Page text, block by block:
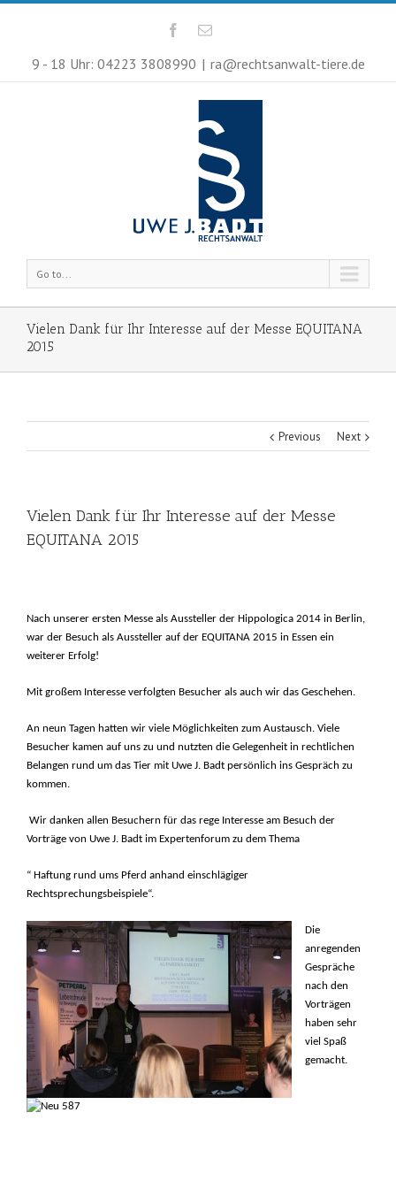
9 - 18 Uhr: 04223 3808990 | ra@rechtsanwalt-tiere.de
Go to...
Vielen Dank für Ihr Interesse auf der Messe EQUITANA
2015
Previous Next
Vielen Dank für Ihr Interesse auf der Messe
EQUITANA 2015
Nach unserer ersten Messe als Aussteller der Hippologica 2014 in Berlin,
war der Besuch als Aussteller auf der EQUITANA 2015 in Essen ein
weiterer Erfolg!
Mit großem Interesse verfolgten Besucher als auch wir das Geschehen.
An neun Tagen hatten wir viele Möglichkeiten zum Austausch. Viele
Besucher kamen auf uns zu und nutzten die Gelegenheit in rechtlichen
Belangen rund um das Tier mit Uwe J. Badt persönlich ins Gespräch zu
kommen.
Wir danken allen Besuchern für das rege Interesse am Besuch der
Vorträge von Uwe J. Badt im Expertenforum zu dem Thema
“ Haftung rund ums Pferd anhand einschlägiger
Rechtsprechungsbeispiele“.
Die
anregenden
Gespräche
nach den
Vorträgen
haben sehr
viel Spaß
gemacht.